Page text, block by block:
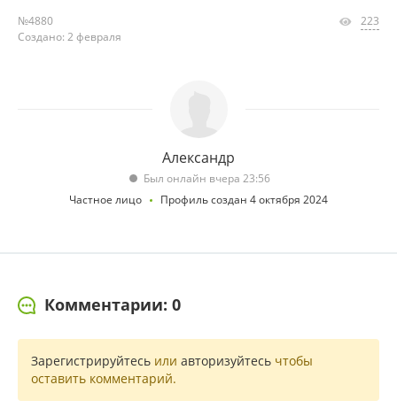
№4880
Создано: 2 февраля
223
Александр
Был онлайн вчера 23:56
Частное лицо
Профиль создан 4 октября 2024
Комментарии: 0
Зарегистрируйтесь или авторизуйтесь чтобы
оставить комментарий.